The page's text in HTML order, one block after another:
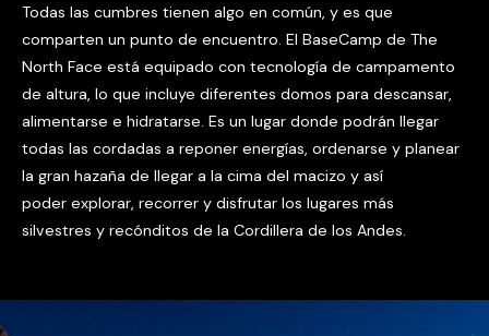
Todas las cumbres tienen algo en común, y es que
comparten un punto de encuentro. El BaseCamp de The
North Face está equipado con tecnología de campamento
de altura, lo que incluye diferentes domos para descansar,
alimentarse e hidratarse. Es un lugar donde podrán llegar
todas las cordadas a reponer energías, ordenarse y planear
la gran hazaña de llegar a la cima del macizo y así
poder explorar, recorrer y disfrutar los lugares más
silvestres y recónditos de la Cordillera de los Andes.